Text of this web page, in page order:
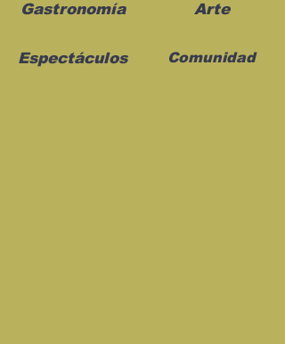
Gastronomía Arte
Espectáculos Comunidad